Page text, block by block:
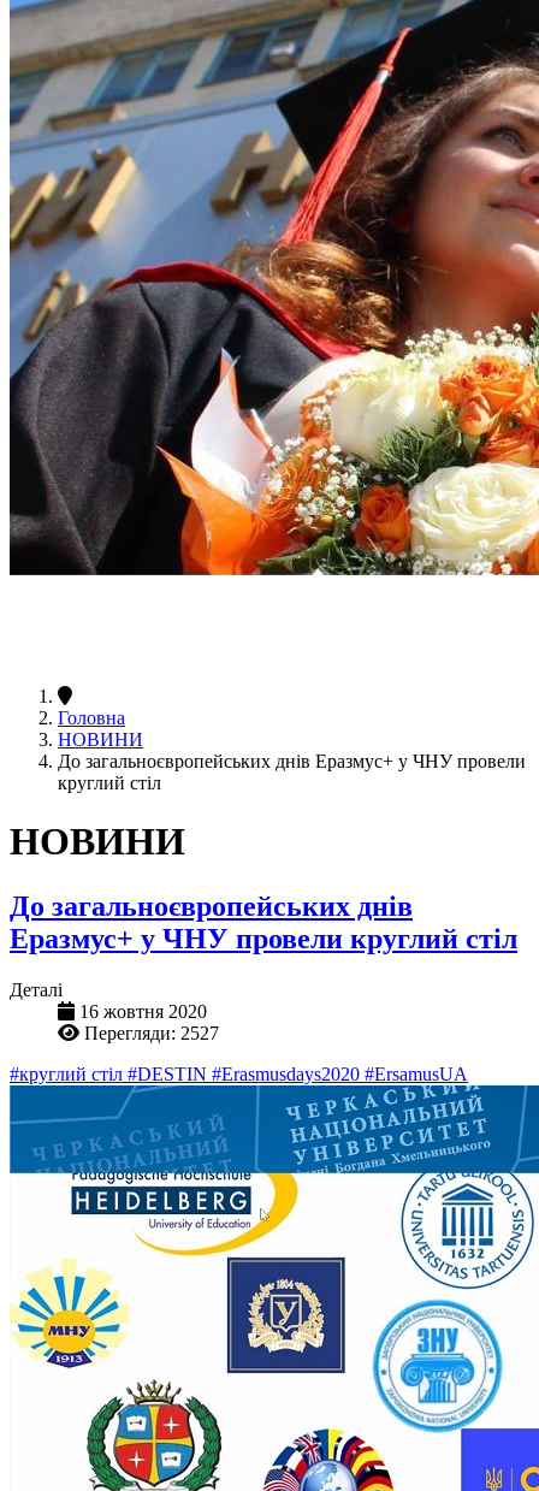
Головна
НОВИНИ
До загальноєвропейських днів Еразмус+ у ЧНУ провели
круглий стіл
НОВИНИ
До загальноєвропейських днів
Еразмус+ у ЧНУ провели круглий стіл
Деталі
16 жовтня 2020
Перегляди: 2527
#круглий стіл #DESTIN #Erasmusdays2020 #ErsamusUA